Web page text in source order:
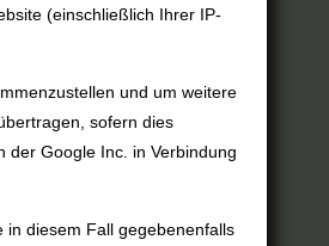
(einschließlich Ihrer IP-
und um weitere
sofern dies
der Google Inc. in Verbindung
in diesem Fall gegebenenfalls